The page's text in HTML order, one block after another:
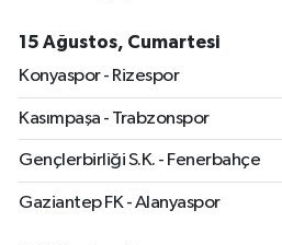
15 Ağustos, Cumartesi
Konyaspor - Rizespor
Kasımpaşa - Trabzonspor
Gençlerbirliği S.K. - Fenerbahçe
Gaziantep FK - Alanyaspor